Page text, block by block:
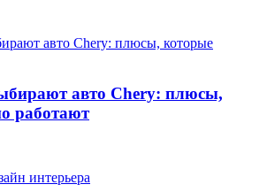
авто Chery: плюсы,
работают